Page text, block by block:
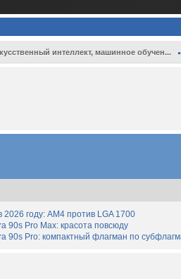
интеллект, машинное обучен...
году: AM4 против LGA 1700
90s Pro Max: красота повсюду
90s Pro: компактный флагман по